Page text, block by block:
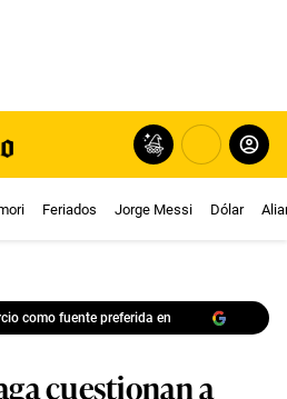
Feriados Jorge Messi Dólar
como fuente preferida en
cuestionan a